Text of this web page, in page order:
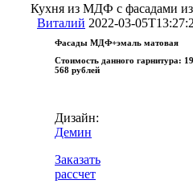
Кухня из МДФ с фасадами
Виталий 2022-03-
Фасады МДФ+эмаль матовая
Стоимость данного гарнитура:
568 рублей
Дизайн:
Демин
Заказать
рассчет